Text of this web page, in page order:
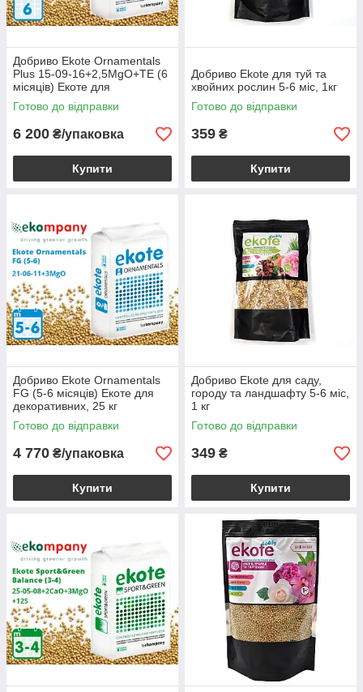
Добриво Ekote Ornamentals
Plus 15-09-16+2,5MgO+TE (6
місяців) Екоте для
контейнерних рослин, 25kg
Готово до відправки
6 200 ₴/упаковка
Купити
Добриво Еkote для туй та
хвойних рослин 5-6 міс, 1кг
Готово до відправки
359 ₴
Купити
Добриво Ekote Ornamentals
FG (5-6 місяців) Екоте для
декоративних, 25 кг
Готово до відправки
4 770 ₴/упаковка
Купити
Добриво Еkote для саду,
городу та ландшафту 5-6 міс,
1 кг
Готово до відправки
349 ₴
Купити